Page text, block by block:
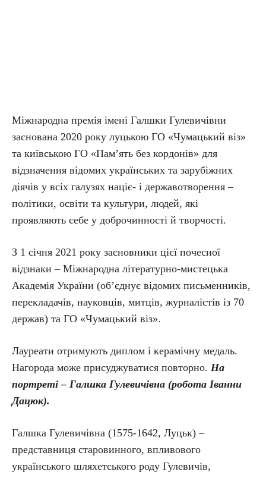
Міжнародна премія імені Галшки Гулевичівни
заснована 2020 року луцькою ГО «Чумацький віз»
та київською ГО «Пам’ять без кордонів» для
відзначення відомих українських та зарубіжних
діячів у всіх галузях націє- і державотворення –
політики, освіти та культури, людей, які
проявляють себе у доброчинності й творчості.
З 1 січня 2021 року засновники цієї почесної
відзнаки – Міжнародна літературно-мистецька
Академія України (об’єднує відомих письменників,
перекладачів, науковців, митців, журналістів із 70
держав) та ГО «Чумацький віз».
Лауреати отримують диплом і керамічну медаль.
Нагорода може присуджуватися повторно. На
портреті – Галшка Гулевичівна (робота Іванни
Дацюк).
Галшка Гулевичівна (1575-1642, Луцьк) –
представниця старовинного, впливового
українського шляхетського роду Гулевичів,